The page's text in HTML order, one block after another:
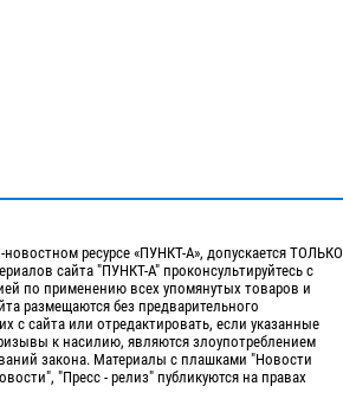
ресурсе «ПУНКТ-А», допускается ТОЛЬКО
сайта "ПУНКТ-А" проконсультируйтесь с
по применению всех упомянутых товаров и
размещаются без предварительного
с сайта или отредактировать, если указанные
к насилию, являются злоупотреблением
закона. Материалы с плашками "Новости
"Пресс - релиз" публикуются на правах